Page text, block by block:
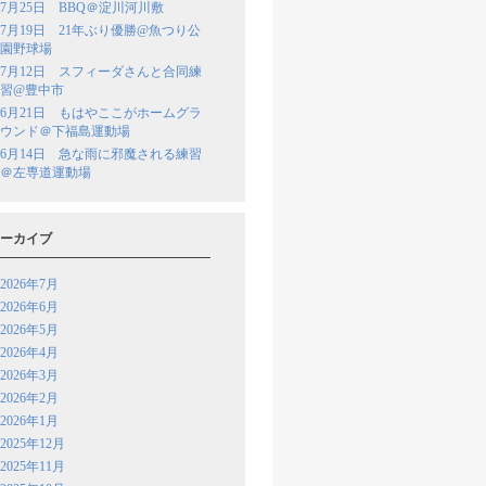
7月25日 BBQ＠淀川河川敷
7月19日 21年ぶり優勝@魚つり公
園野球場
7月12日 スフィーダさんと合同練
習@豊中市
6月21日 もはやここがホームグラ
ウンド＠下福島運動場
6月14日 急な雨に邪魔される練習
＠左専道運動場
カイブ
2026年7月
2026年6月
2026年5月
2026年4月
2026年3月
2026年2月
2026年1月
2025年12月
2025年11月